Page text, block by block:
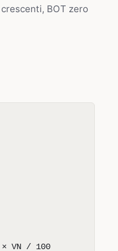
BOT zero
VN / 100